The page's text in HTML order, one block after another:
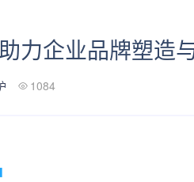
力企业品牌塑造
1084